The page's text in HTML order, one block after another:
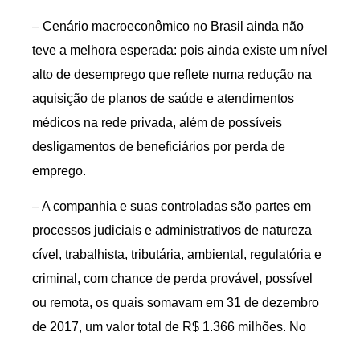
– Cenário macroeconômico no Brasil ainda não
teve a melhora esperada: pois ainda existe um nível
alto de desemprego que reflete numa redução na
aquisição de planos de saúde e atendimentos
médicos na rede privada, além de possíveis
desligamentos de beneficiários por perda de
emprego.
– A companhia e suas controladas são partes em
processos judiciais e administrativos de natureza
cível, trabalhista, tributária, ambiental, regulatória e
criminal, com chance de perda provável, possível
ou remota, os quais somavam em 31 de dezembro
de 2017, um valor total de R$ 1.366 milhões. No